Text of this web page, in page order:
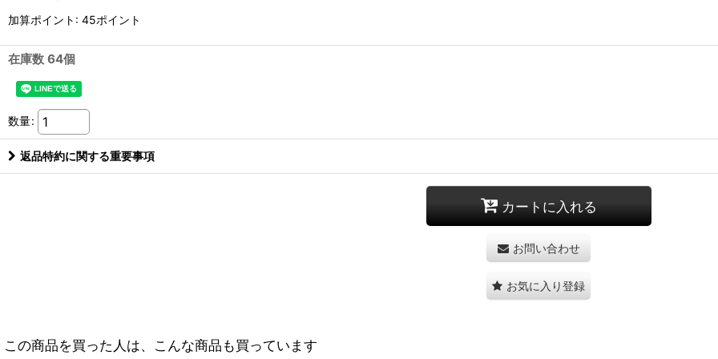
加算ポイント: 45ポイント
在庫数 64個
数量:
返品特約に関する重要事項
カートに入れる
お問い合わせ
お気に入り登録
この商品を買った人は、こんな商品も買っています